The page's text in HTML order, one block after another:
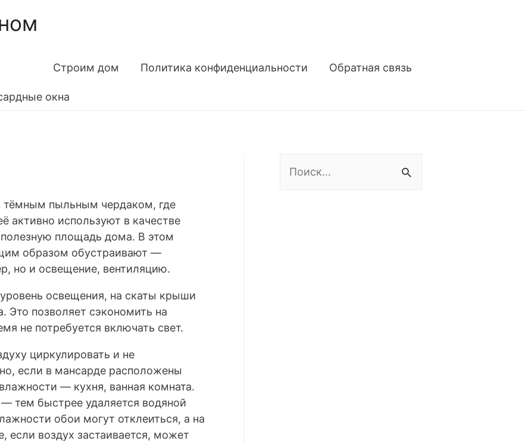
Строим дом Политика конфиденциальности Обратная связь
окна
тёмным пыльным чердаком, где
активно используют в качестве
площадь дома. В этом
образом обустраивают —
но и освещение, вентиляцию.
освещения, на скаты крыши
Это позволяет сэкономить на
не потребуется включать свет.
циркулировать и не
если в мансарде расположены
— кухня, ванная комната.
тем быстрее удаляется водяной
обои могут отклеиться, а на
если воздух застаивается, может